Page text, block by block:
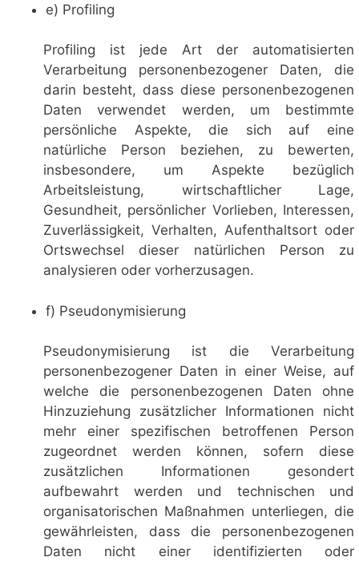
e) Profiling
Profiling ist jede Art der automatisierten
Verarbeitung personenbezogener Daten, die
darin besteht, dass diese personenbezogenen
Daten verwendet werden, um bestimmte
persönliche Aspekte, die sich auf eine
natürliche Person beziehen, zu bewerten,
insbesondere, um Aspekte bezüglich
Arbeitsleistung, wirtschaftlicher Lage,
Gesundheit, persönlicher Vorlieben, Interessen,
Zuverlässigkeit, Verhalten, Aufenthaltsort oder
Ortswechsel dieser natürlichen Person zu
analysieren oder vorherzusagen.
f) Pseudonymisierung
Pseudonymisierung ist die Verarbeitung
personenbezogener Daten in einer Weise, auf
welche die personenbezogenen Daten ohne
Hinzuziehung zusätzlicher Informationen nicht
mehr einer spezifischen betroffenen Person
zugeordnet werden können, sofern diese
zusätzlichen Informationen gesondert
aufbewahrt werden und technischen und
organisatorischen Maßnahmen unterliegen, die
gewährleisten, dass die personenbezogenen
Daten nicht einer identifizierten oder